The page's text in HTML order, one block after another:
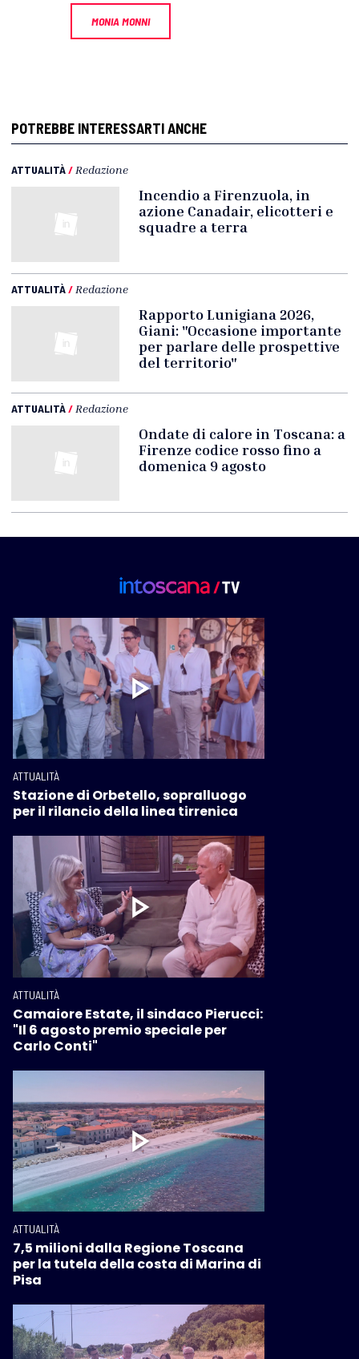
MONIA MONNI
POTREBBE INTERESSARTI ANCHE
ATTUALITÀ/ Redazione
Incendio a Firenzuola, in
azione Canadair, elicotteri e
squadre a terra
ATTUALITÀ/ Redazione
Rapporto Lunigiana 2026,
Giani: "Occasione importante
per parlare delle prospettive
del territorio"
ATTUALITÀ/ Redazione
Ondate di calore in Toscana: a
Firenze codice rosso fino a
domenica 9 agosto
ATTUALITÀ
Stazione di Orbetello, sopralluogo
per il rilancio della linea tirrenica
ATTUALITÀ
Camaiore Estate, il sindaco Pierucci:
"Il 6 agosto premio speciale per
Carlo Conti"
ATTUALITÀ
7,5 milioni dalla Regione Toscana
per la tutela della costa di Marina di
Pisa